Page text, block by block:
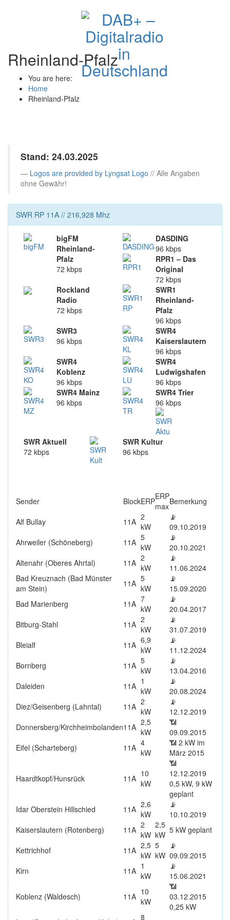
Rheinland-Pfalz
You are here:
Home
Rheinland-Pfalz
Stand: 24.03.2025
Logos are provided by Lyngsat Logo // Alle Angaben
ohne Gewähr!
SWR RP 11A // 216,928 Mhz
bigFM
Rheinland-
Pfalz
72 kbps
DASDING
96 kbps
RPR1 – Das
Original
72 kbps
Rockland
Radio
72 kbps
SWR1
Rheinland-
Pfalz
96 kbps
SWR3
96 kbps
SWR4
Kaiserslautern
96 kbps
SWR4
Koblenz
96 kbps
SWR4
Ludwigshafen
96 kbps
SWR4 Mainz
96 kbps
SWR4 Trier
96 kbps
SWR Aktuell
72 kbps
SWR Kultur
96 kbps
Sender BlockERPERP
maxBemerkung
Alf Bullay
11A 2
kW
📡
09.10.2019
Ahrweiler (Schöneberg)
11A 5
kW
📡
20.10.2021
Altenahr (Oberes Ahrtal)
11A 2
kW
📡
11.06.2024
Bad Kreuznach (Bad Münster
am Stein)
11A 5
kW
📡
15.09.2020
Bad Marienberg
11A 7
kW
📡
20.04.2017
Bitburg-Stahl
11A 2
kW
📡
31.07.2019
Bleialf
11A 6,9
kW
📡
11.12.2024
Bornberg
11A 5
kW
📡
13.04.2016
Daleiden
11A 1
kW
📡
20.08.2024
Diez/Geisenberg (Lahntal)
11A 2
kW
📡
12.12.2019
Donnersberg/Kirchheimbolanden11A 2,5
kW
📶
09.09.2015
Eifel (Scharteberg)
11A 4
kW
📶 2 kW im
März 2015
Haardtkopf/Hunsrück 11A 10
kW
📶
12.12.2019
0,5 kW, 9 kW
geplant
Idar Oberstein Hillschied
11A 2,6
kW
📡
10.10.2019
Kaiserslautern (Rotenberg)
11A 2
kW
2,5
kW 5 kW geplant
Kettrichhof
11A 2,5
kW
5
kW
📡
09.09.2015
Kirn
11A 1
kW
📡
15.06.2021
Koblenz (Waldesch)
11A 10
kW
📶
03.12.2015
0,25 kW
8